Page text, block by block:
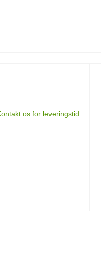
os for leveringstid